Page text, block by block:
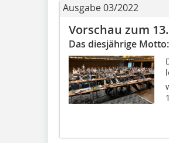
Ausgabe 03/2022
Vorschau zum
Das diesjährige